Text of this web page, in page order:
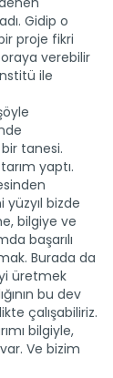
Gidip o
proje fikri
verebilir
ile
tanesi.
yaptı.
bizde
bilgiye ve
başarılı
Burada da
üretmek
bu dev
çalışabiliriz.
bilgiyle,
Ve bizim
projeye
de